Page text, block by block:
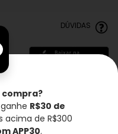
DÚVIDAS
Entrega rápida
compra?
R$30 de
de R$300
APP30.